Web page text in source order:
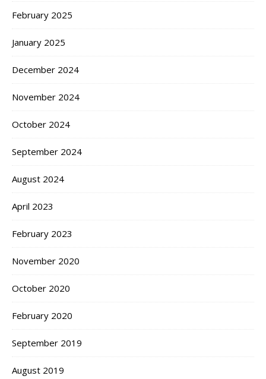
February 2025
January 2025
December 2024
November 2024
October 2024
September 2024
August 2024
April 2023
February 2023
November 2020
October 2020
February 2020
September 2019
August 2019